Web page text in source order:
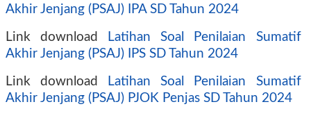
Akhir Jenjang (PSAJ) IPA SD Tahun 2024
Link download
Latihan Soal Penilaian Sumatif
Akhir Jenjang (PSAJ) IPS SD Tahun 2024
Link download
Latihan Soal Penilaian Sumatif
Akhir Jenjang (PSAJ) PJOK Penjas SD Tahun 2024